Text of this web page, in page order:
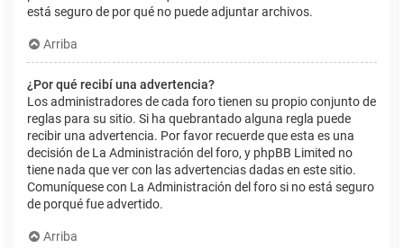
está seguro de por qué no puede adjuntar archivos.
Arriba
¿Por qué recibí una advertencia?
Los administradores de cada foro tienen su propio conjunto de
reglas para su sitio. Si ha quebrantado alguna regla puede
recibir una advertencia. Por favor recuerde que esta es una
decisión de La Administración del foro, y phpBB Limited no
tiene nada que ver con las advertencias dadas en este sitio.
Comuníquese con La Administración del foro si no está seguro
de porqué fue advertido.
Arriba